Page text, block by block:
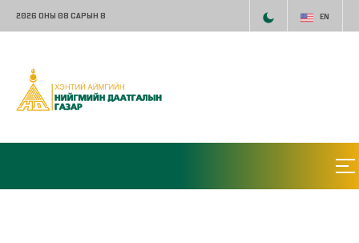
2026 ОНЫ 08 САРЫН 8 EN